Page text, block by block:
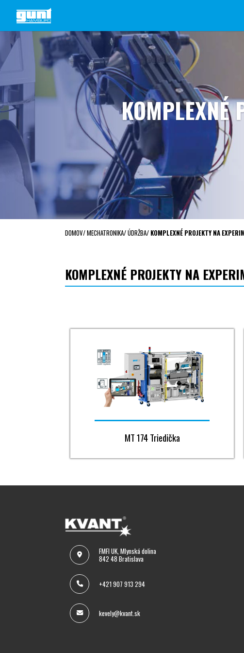
KOMPLEXNÉ
DOMOV/MECHATRONIKA/ÚDRŽBA/ KOMPLEXNÉ PROJEKTY NA
KOMPLEXNÉ PROJEKTY NA
MT 174 Triedička
FMFI UK, Mlynská dolina
842 48 Bratislava
+421 907 913 294
kevely@kvant.sk